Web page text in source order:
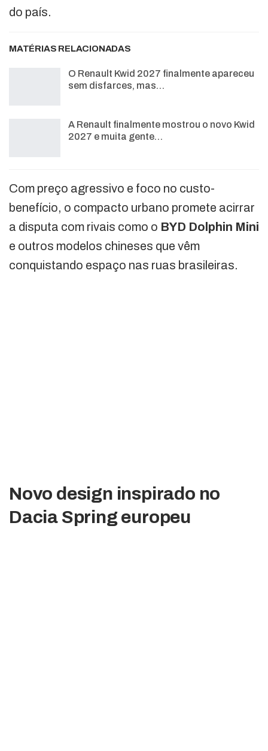
do país.
MATÉRIAS RELACIONADAS
O Renault Kwid 2027 finalmente apareceu
sem disfarces, mas…
A Renault finalmente mostrou o novo Kwid
2027 e muita gente…
Com preço agressivo e foco no custo-
benefício, o compacto urbano promete acirrar
a disputa com rivais como o BYD Dolphin Mini
e outros modelos chineses que vêm
conquistando espaço nas ruas brasileiras.
Novo design inspirado no
Dacia Spring europeu